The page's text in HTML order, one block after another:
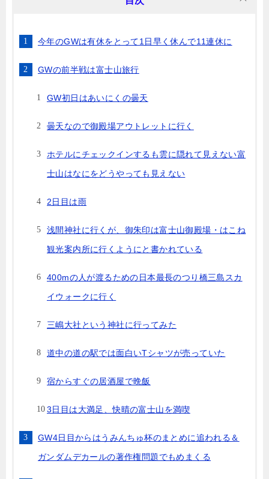
今年のGWは有休をとって1日早く休んで11連休に
GWの前半戦は富士山旅行
GW初日はあいにくの曇天
曇天なので御殿場アウトレットに行く
ホテルにチェックインするも雲に隠れて見えない富
士山はなにをどうやっても見えない
2日目は雨
浅間神社に行くが、御朱印は富士山御殿場・はこね
観光案内所に行くようにと書かれている
400mの人が渡るための日本最長のつり橋三島スカ
イウォークに行く
三嶋大社という神社に行ってみた
道中の道の駅では面白いTシャツが売っていた
宿からすぐの居酒屋で晩飯
3日目は大満足、快晴の富士山を満喫
GW4日目からはうみんちゅ杯のまとめに追われる＆
ガンダムデカールの著作権問題でもめまくる